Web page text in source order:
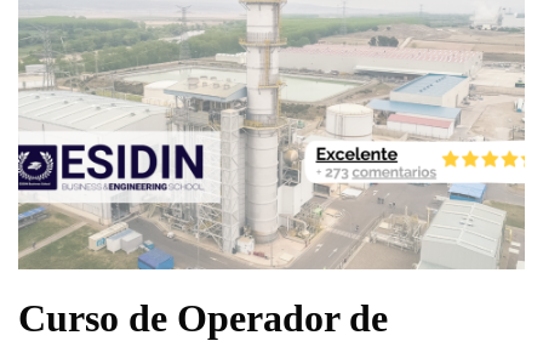
Curso de Operador de